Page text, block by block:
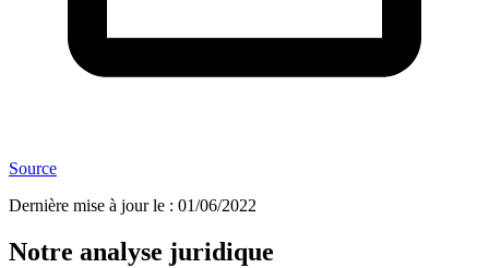
Source
Dernière mise à jour le : 01/06/2022
Notre analyse juridique